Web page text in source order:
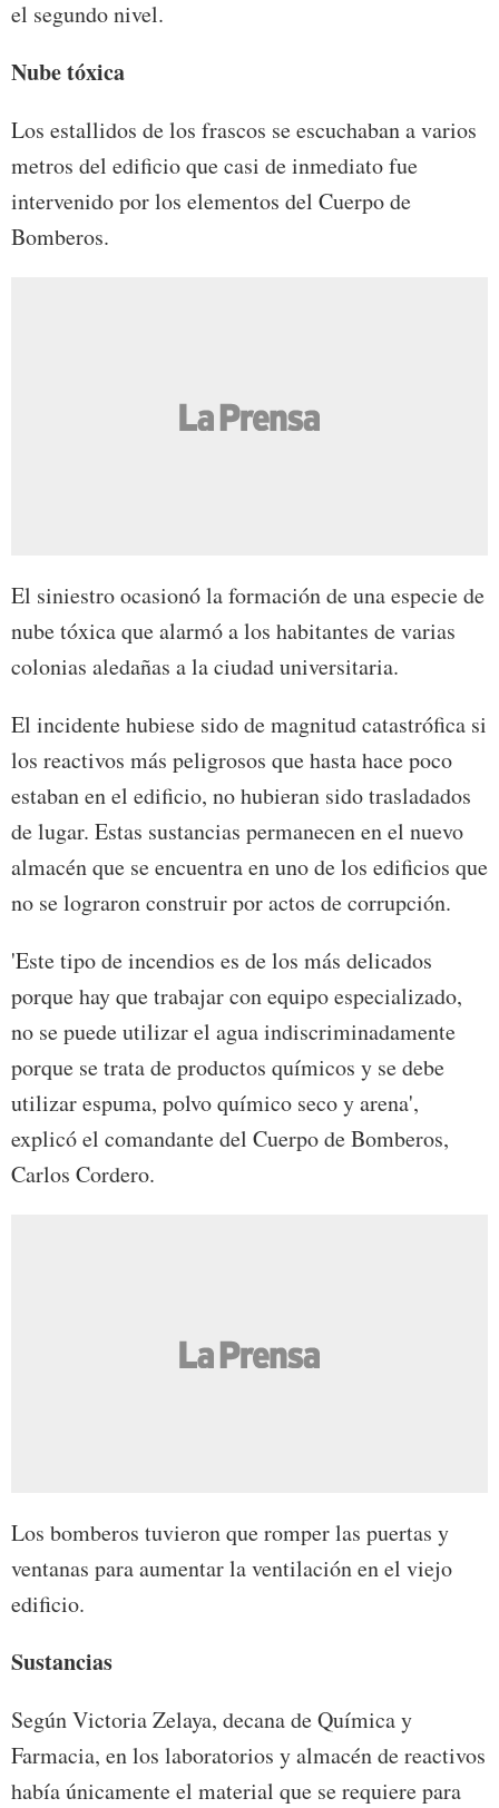
el segundo nivel.
Nube tóxica
Los estallidos de los frascos se escuchaban a varios
metros del edificio que casi de inmediato fue
intervenido por los elementos del Cuerpo de
Bomberos.
El siniestro ocasionó la formación de una especie de
nube tóxica que alarmó a los habitantes de varias
colonias aledañas a la ciudad universitaria.
El incidente hubiese sido de magnitud catastrófica si
los reactivos más peligrosos que hasta hace poco
estaban en el edificio, no hubieran sido trasladados
de lugar. Estas sustancias permanecen en el nuevo
almacén que se encuentra en uno de los edificios que
no se lograron construir por actos de corrupción.
'Este tipo de incendios es de los más delicados
porque hay que trabajar con equipo especializado,
no se puede utilizar el agua indiscriminadamente
porque se trata de productos químicos y se debe
utilizar espuma, polvo químico seco y arena',
explicó el comandante del Cuerpo de Bomberos,
Carlos Cordero.
Los bomberos tuvieron que romper las puertas y
ventanas para aumentar la ventilación en el viejo
edificio.
Sustancias
Según Victoria Zelaya, decana de Química y
Farmacia, en los laboratorios y almacén de reactivos
había únicamente el material que se requiere para